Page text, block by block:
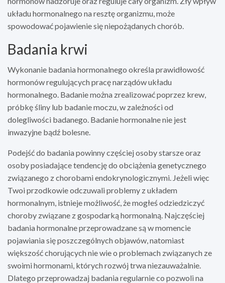
układu hormonalnego na resztę organizmu, może
spowodować pojawienie się niepożądanych chorób.
Badania krwi
Wykonanie badania hormonalnego określa prawidłowość
hormonów regulujących pracę narządów układu
hormonalnego. Badanie można zrealizować poprzez krew,
próbkę śliny lub badanie moczu, w zależności od
dolegliwości badanego. Badanie hormonalne nie jest
inwazyjne bądź bolesne.
Podejść do badania powinny częściej osoby starsze oraz
osoby posiadające tendencję do obciążenia genetycznego
związanego z chorobami endokrynologicznymi. Jeżeli więc
Twoi przodkowie odczuwali problemy z układem
hormonalnym, istnieje możliwość, że mogłeś odziedziczyć
choroby związane z gospodarką hormonalną. Najczęściej
badania hormonalne przeprowadzane są w momencie
pojawiania się poszczególnych objawów, natomiast
większość chorujących nie wie o problemach związanych ze
swoimi hormonami, których rozwój trwa niezauważalnie.
Dlatego przeprowadzaj badania regularnie co pozwoli na